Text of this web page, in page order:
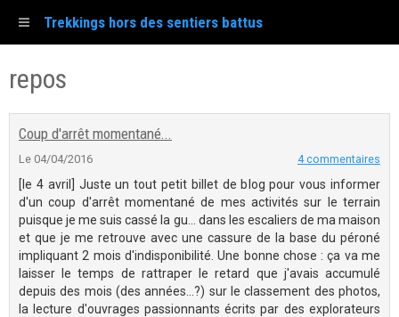
Trekkings hors des sentiers battus
repos
Coup d'arrêt momentané...
Le 04/04/2016 4 commentaires
[le 4 avril] Juste un tout petit billet de blog pour vous informer
d'un coup d'arrêt momentané de mes activités sur le terrain
puisque je me suis cassé la gu... dans les escaliers de ma maison
et que je me retrouve avec une cassure de la base du péroné
impliquant 2 mois d'indisponibilité. Une bonne chose : ça va me
laisser le temps de rattraper le retard que j'avais accumulé
depuis des mois (des années...?) sur le classement des photos,
la lecture d'ouvrages passionnants écrits par des explorateurs